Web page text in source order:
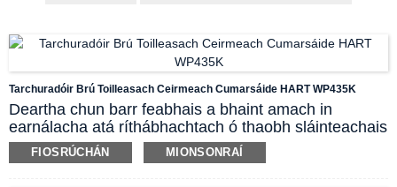
Tarchuradóir Brú Toilleasach Ceirmeach Cumarsáide HART WP435K
Deartha chun barr feabhais a bhaint amach in
earnálacha atá ríthábhachtach ó thaobh sláinteachais
de, comhtháthaíonn tarchuradóir brú Wangyuan
WP435K braiteoir toilleasach ceirmeach chun cinn le
FIOSRÚCHÁN MIONSONRAÍ